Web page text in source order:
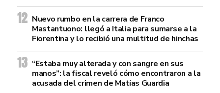
Nuevo rumbo en la carrera de Franco
Mastantuono: llegó a Italia para sumarse a la
Fiorentina y lo recibió una multitud de hinchas
“Estaba muy alterada y con sangre en sus
manos”: la fiscal reveló cómo encontraron a la
acusada del crimen de Matías Guardia